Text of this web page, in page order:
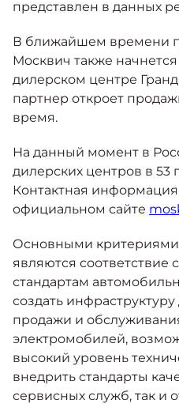
от 3
представлен в данных
В ближайшем времени
Москвич также
дилерском центре
партнер откроет
время.
На данный момент в
дилерских центров в 53
Контактная
официальном сайте
Основными
являются
стандартам
создать
продажи и
электромобилей,
высокий уровень
внедрить стандарты
сервисных служб, так и